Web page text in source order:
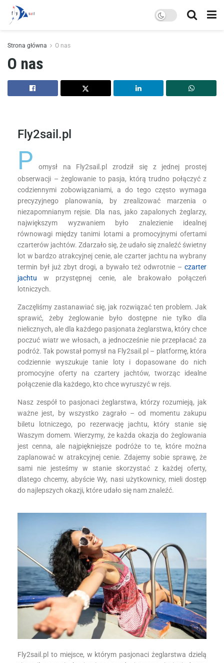
Strona główna O nas
O nas
Fly2sail.pl
P
omysł na Fly2sail.pl zrodził się z jednej prostej
obserwacji – żeglowanie to pasja, którą trudno połączyć z
codziennymi zobowiązaniami, a do tego często wymaga
precyzyjnego planowania, by zrealizować marzenia o
niezapomnianym rejsie. Dla nas, jako zapalonych żeglarzy,
największym wyzwaniem było znalezienie idealnej
równowagi między tanimi lotami a promocyjnymi ofertami
czarterów jachtów. Zdarzało się, że udało się znaleźć świetny
lot w bardzo atrakcyjnej cenie, ale czarter jachtu na wybrany
termin był już zbyt drogi, a bywało też odwrotnie – czarter
jachtu w przystępnej cenie, ale brakowało połączeń
lotniczych.
Zaczęliśmy zastanawiać się, jak rozwiązać ten problem. Jak
sprawić, żeby żeglowanie było dostępne nie tylko dla
nielicznych, ale dla każdego pasjonata żeglarstwa, który chce
poczuć wiatr we włosach, a jednocześnie nie przepłacać za
podróż. Tak powstał pomysł na Fly2sail.pl – platformę, która
codziennie wyszukuje tanie loty i dopasowane do nich
promocyjne oferty na czartery jachtów, tworząc idealne
połączenie dla każdego, kto chce wyruszyć w rejs.
Nasz zespół to pasjonaci żeglarstwa, którzy rozumieją, jak
ważne jest, by wszystko zagrało – od momentu zakupu
biletu lotniczego, po rezerwację jachtu, który stanie się
Waszym domem. Wierzymy, że każda okazja do żeglowania
jest cenna, ale najpiękniejsze podróże to te, które można
zaplanować w atrakcyjnej cenie. Zdajemy sobie sprawę, że
sami nie jesteśmy w stanie skorzystać z każdej oferty,
dlatego chcemy, abyście Wy, nasi użytkownicy, mieli dostęp
do najlepszych okazji, które udało się nam znaleźć.
Fly2sail.pl to miejsce, w którym pasjonaci żeglarstwa dzielą